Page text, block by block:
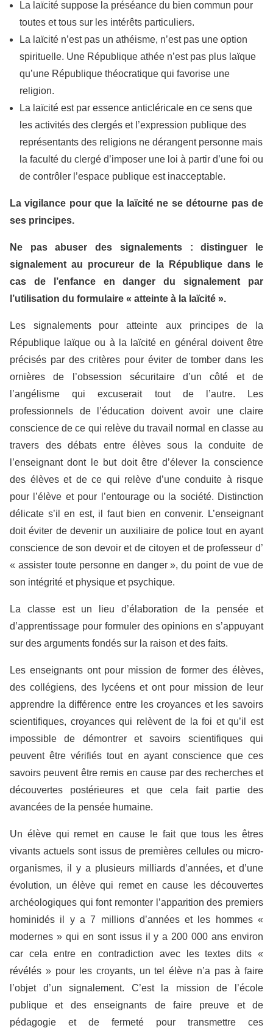
La laïcité suppose la préséance du bien commun pour
toutes et tous sur les intérêts particuliers.
La laïcité n’est pas un athéisme, n’est pas une option
spirituelle. Une République athée n’est pas plus laïque
qu’une République théocratique qui favorise une
religion.
La laïcité est par essence anticléricale en ce sens que
les activités des clergés et l’expression publique des
représentants des religions ne dérangent personne mais
la faculté du clergé d’imposer une loi à partir d’une foi ou
de contrôler l’espace publique est inacceptable.
La vigilance pour que la laïcité ne se détourne pas de
ses principes.
Ne pas abuser des signalements : distinguer le
signalement au procureur de la République dans le
cas de l’enfance en danger du signalement par
l’utilisation du formulaire « atteinte à la laïcité ».
Les signalements pour atteinte aux principes de la
République laïque ou à la laïcité en général doivent être
précisés par des critères pour éviter de tomber dans les
ornières de l’obsession sécuritaire d’un côté et de
l’angélisme qui excuserait tout de l’autre. Les
professionnels de l’éducation doivent avoir une claire
conscience de ce qui relève du travail normal en classe au
travers des débats entre élèves sous la conduite de
l’enseignant dont le but doit être d’élever la conscience
des élèves et de ce qui relève d’une conduite à risque
pour l’élève et pour l’entourage ou la société. Distinction
délicate s’il en est, il faut bien en convenir. L’enseignant
doit éviter de devenir un auxiliaire de police tout en ayant
conscience de son devoir et de citoyen et de professeur d’
« assister toute personne en danger », du point de vue de
son intégrité et physique et psychique.
La classe est un lieu d’élaboration de la pensée et
d’apprentissage pour formuler des opinions en s’appuyant
sur des arguments fondés sur la raison et des faits.
Les enseignants ont pour mission de former des élèves,
des collégiens, des lycéens et ont pour mission de leur
apprendre la différence entre les croyances et les savoirs
scientifiques, croyances qui relèvent de la foi et qu’il est
impossible de démontrer et savoirs scientifiques qui
peuvent être vérifiés tout en ayant conscience que ces
savoirs peuvent être remis en cause par des recherches et
découvertes postérieures et que cela fait partie des
avancées de la pensée humaine.
Un élève qui remet en cause le fait que tous les êtres
vivants actuels sont issus de premières cellules ou micro-
organismes, il y a plusieurs milliards d’années, et d’une
évolution, un élève qui remet en cause les découvertes
archéologiques qui font remonter l’apparition des premiers
hominidés il y a 7 millions d’années et les hommes «
modernes » qui en sont issus il y a 200 000 ans environ
car cela entre en contradiction avec les textes dits «
révélés » pour les croyants, un tel élève n’a pas à faire
l’objet d’un signalement. C’est la mission de l’école
publique et des enseignants de faire preuve et de
pédagogie et de fermeté pour transmettre ces